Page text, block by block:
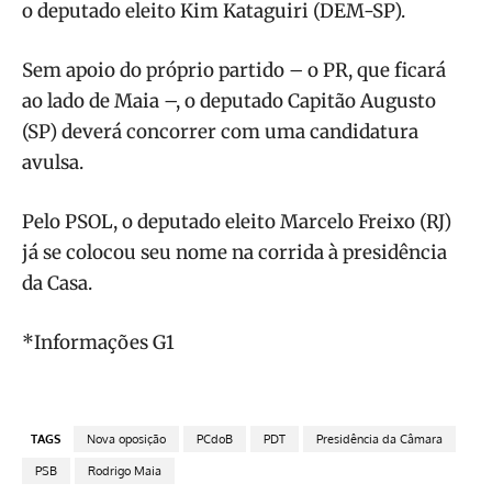
o deputado eleito Kim Kataguiri (DEM-SP).
Sem apoio do próprio partido – o PR, que ficará
ao lado de Maia –, o deputado Capitão Augusto
(SP) deverá concorrer com uma candidatura
avulsa.
Pelo PSOL, o deputado eleito Marcelo Freixo (RJ)
já se colocou seu nome na corrida à presidência
da Casa.
*Informações G1
TAGS Nova oposição PCdoB PDT Presidência da Câmara
PSB Rodrigo Maia